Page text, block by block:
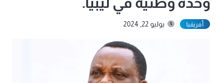
أفريقيا يوليو 22, 2024